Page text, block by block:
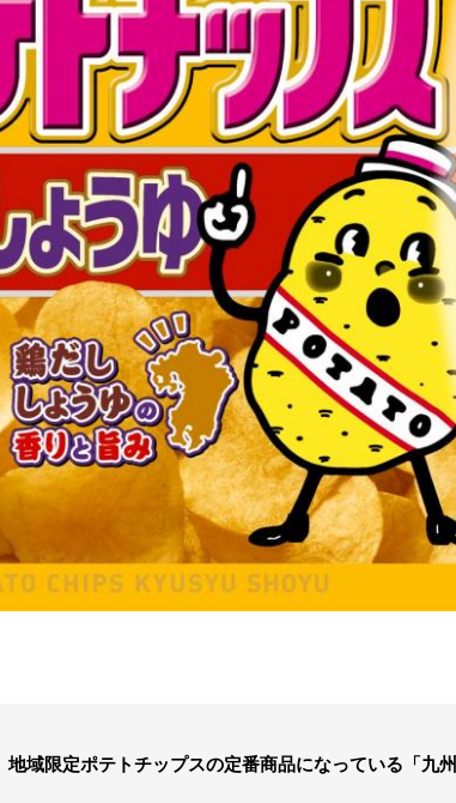
域限定ポテトチップスの定番商品になっている「九州